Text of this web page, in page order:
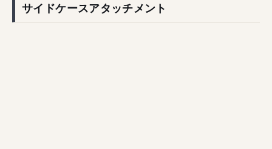
サイドケースアタッチメント